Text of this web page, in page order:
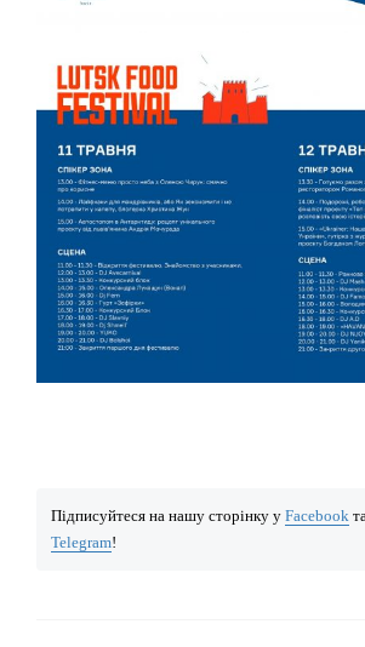
Підписуйтеся на нашу сторінку у Facebook
Telegram!